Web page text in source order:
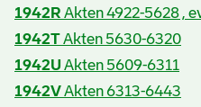
1942R Akten 4922-5628 ,
1942TAkten 5630-6320
1942U Akten 5609-6311
1942VAkten 6313-6443